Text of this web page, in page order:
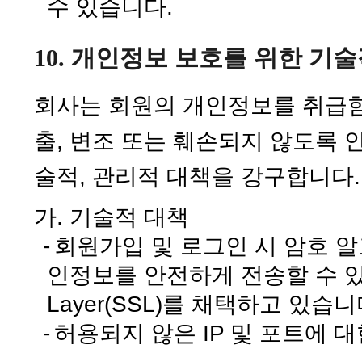
수 있습니다.
10. 개인정보 보호를 위한 기
회사는 회원의 개인정보를 취급
출, 변조 또는 훼손되지 않도록
술적, 관리적 대책을 강구합니다.
가. 기술적 대책
- 회원가입 및 로그인 시 암호
인정보를 안전하게 전송할 수
Layer(SSL)를 채택하고 있습니
- 허용되지 않은 IP 및 포트에